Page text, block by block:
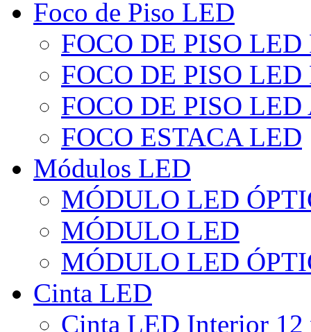
Foco de Piso LED
FOCO DE PISO
FOCO DE PISO
FOCO DE PISO
FOCO ESTACA LED
Módulos LED
MÓDULO LED
MÓDULO LED
MÓDULO LED
Cinta LED
Cinta LED Interior